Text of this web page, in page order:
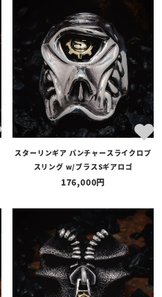
商品 セール商品
在庫なしを含む
スターリンギア パンチャースライクロプ
スリング w/ブラスSギアロゴ
176,000